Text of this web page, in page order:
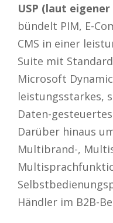
USP (laut eigener
bündelt PIM, E-
CMS in einer
Suite mit
Microsoft
leistungsstarkes,
Daten-
Darüber hinaus
Multibrand-,
Händler im B2B-